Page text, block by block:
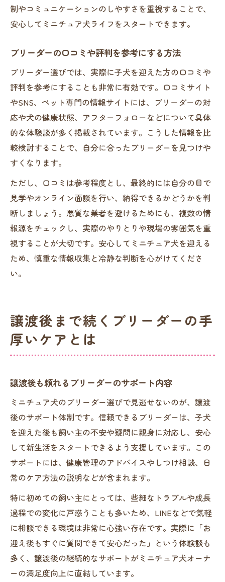
制やコミュニケーションのしやすさを重視することで、
安心してミニチュア犬ライフをスタートできます。
ブリーダーの口コミや評判を参考にする方法
ブリーダー選びでは、実際に子犬を迎えた方の口コミや
評判を参考にすることも非常に有効です。口コミサイト
やSNS、ペット専門の情報サイトには、ブリーダーの対
応や犬の健康状態、アフターフォローなどについて具体
的な体験談が多く掲載されています。こうした情報を比
較検討することで、自分に合ったブリーダーを見つけや
すくなります。
ただし、口コミは参考程度とし、最終的には自分の目で
見学やオンライン面談を行い、納得できるかどうかを判
断しましょう。悪質な業者を避けるためにも、複数の情
報源をチェックし、実際のやりとりや現場の雰囲気を重
視することが大切です。安心してミニチュア犬を迎える
ため、慎重な情報収集と冷静な判断を心がけてくださ
い。
譲渡後まで続くブリーダーの手
厚いケアとは
譲渡後も頼れるブリーダーのサポート内容
ミニチュア犬のブリーダー選びで見逃せないのが、譲渡
後のサポート体制です。信頼できるブリーダーは、子犬
を迎えた後も飼い主の不安や疑問に親身に対応し、安心
して新生活をスタートできるよう支援しています。この
サポートには、健康管理のアドバイスやしつけ相談、日
常のケア方法の説明などが含まれます。
特に初めての飼い主にとっては、些細なトラブルや成長
過程での変化に戸惑うことも多いため、LINEなどで気軽
に相談できる環境は非常に心強い存在です。実際に「お
迎え後もすぐに質問できて安心だった」という体験談も
多く、譲渡後の継続的なサポートがミニチュア犬オーナ
ーの満足度向上に直結しています。